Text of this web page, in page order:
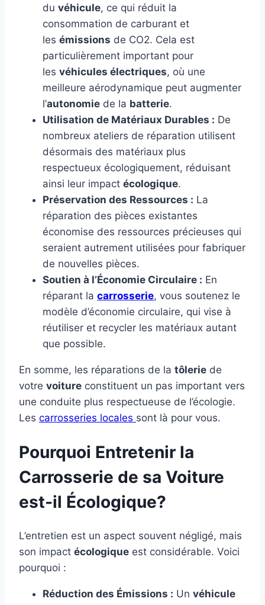
du véhicule, ce qui réduit la
consommation de carburant et
les émissions de CO2. Cela est
particulièrement important pour
les véhicules électriques, où une
meilleure aérodynamique peut augmenter
l’autonomie de la batterie.
Utilisation de Matériaux Durables : De
nombreux ateliers de réparation utilisent
désormais des matériaux plus
respectueux écologiquement, réduisant
ainsi leur impact écologique.
Préservation des Ressources : La
réparation des pièces existantes
économise des ressources précieuses qui
seraient autrement utilisées pour fabriquer
de nouvelles pièces.
Soutien à l’Économie Circulaire : En
réparant la carrosserie, vous soutenez le
modèle d’économie circulaire, qui vise à
réutiliser et recycler les matériaux autant
que possible.
En somme, les réparations de la tôlerie de
votre voiture constituent un pas important vers
une conduite plus respectueuse de l’écologie.
Les carrosseries locales sont là pour vous.
Pourquoi Entretenir la
Carrosserie de sa Voiture
est-il Écologique?
L’entretien est un aspect souvent négligé, mais
son impact écologique est considérable. Voici
pourquoi :
Réduction des Émissions : Un véhicule